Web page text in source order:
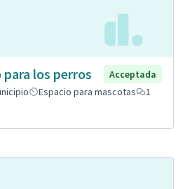
para los perros
Acceptada
Espacio para mascotas
1